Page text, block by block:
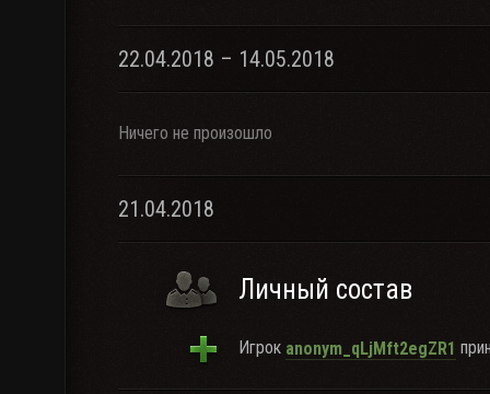
22.04.2018 – 14.05.2018
Ничего не произошло
21.04.2018
Личный состав
Игрок anonym_qLjMft2egZR1